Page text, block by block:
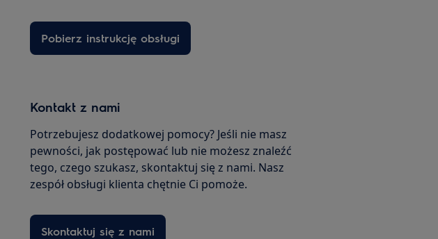
Pobierz instrukcję obsługi
Kontakt z nami
Potrzebujesz dodatkowej pomocy? Jeśli nie masz
pewności, jak postępować lub nie możesz znaleźć
tego, czego szukasz, skontaktuj się z nami. Nasz
zespół obsługi klienta chętnie Ci pomoże.
Skontaktuj się z nami